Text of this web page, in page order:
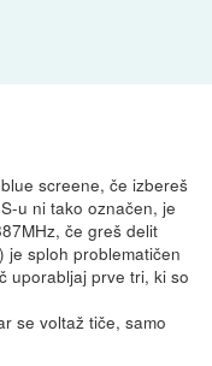
screene, če izbereš
u ni tako označen, je
če greš delit
je sploh problematičen
uporabljaj prve tri, ki so
se voltaž tiče, samo